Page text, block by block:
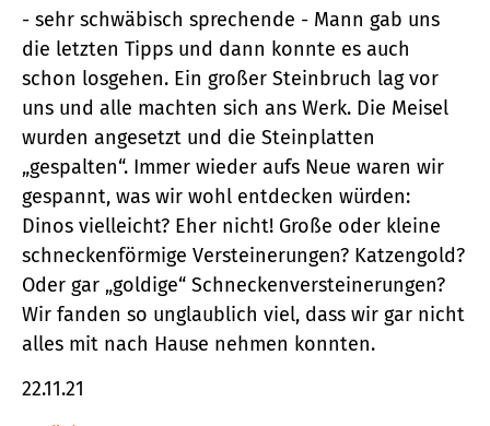
- sehr schwäbisch sprechende - Mann gab uns
die letzten Tipps und dann konnte es auch
schon losgehen. Ein großer Steinbruch lag vor
uns und alle machten sich ans Werk. Die Meisel
wurden angesetzt und die Steinplatten
„gespalten“. Immer wieder aufs Neue waren wir
gespannt, was wir wohl entdecken würden:
Dinos vielleicht? Eher nicht! Große oder kleine
schneckenförmige Versteinerungen? Katzengold?
Oder gar „goldige“ Schneckenversteinerungen?
Wir fanden so unglaublich viel, dass wir gar nicht
alles mit nach Hause nehmen konnten.
22.11.21